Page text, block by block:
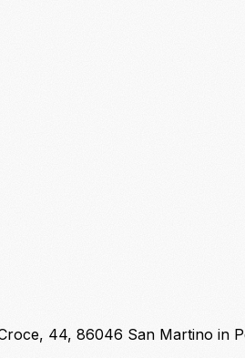
44, 86046 San Martino in